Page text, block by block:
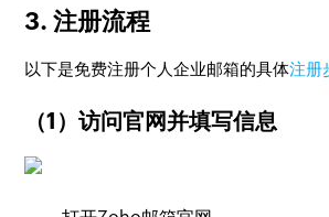
3. 注册流程
以下是免费注册个人企业邮箱的具体注册
（1）访问官网并填写信息